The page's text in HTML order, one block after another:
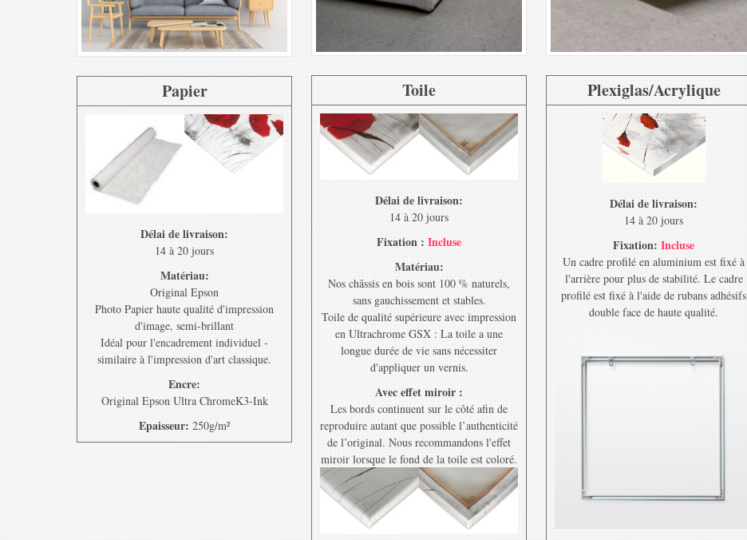
Papier
Délai de livraison:
14 à 20 jours
Matériau:
Original Epson
Photo Papier haute qualité d'impression
d'image, semi-brillant
Idéal pour l'encadrement individuel -
similaire à l'impression d'art classique.
Encre:
Original Epson Ultra ChromeK3-Ink
Epaisseur: 250g/m²
Toile
Délai de livraison:
14 à 20 jours
Fixation : Incluse
Matériau:
Nos châssis en bois sont 100 % naturels,
sans gauchissement et stables.
Toile de qualité supérieure avec impression
en Ultrachrome GSX : La toile a une
longue durée de vie sans nécessiter
d'appliquer un vernis.
Avec effet miroir :
Les bords continuent sur le côté afin de
reproduire autant que possible l’authenticité
de l’original. Nous recommandons l'effet
miroir lorsque le fond de la toile est coloré.
Plexiglas/Acrylique
Délai de livraison:
14 à 20 jours
Fixation: Incluse
Un cadre profilé en aluminium est fixé à
l'arrière pour plus de stabilité. Le cadre
profilé est fixé à l'aide de rubans adhésifs
double face de haute qualité.